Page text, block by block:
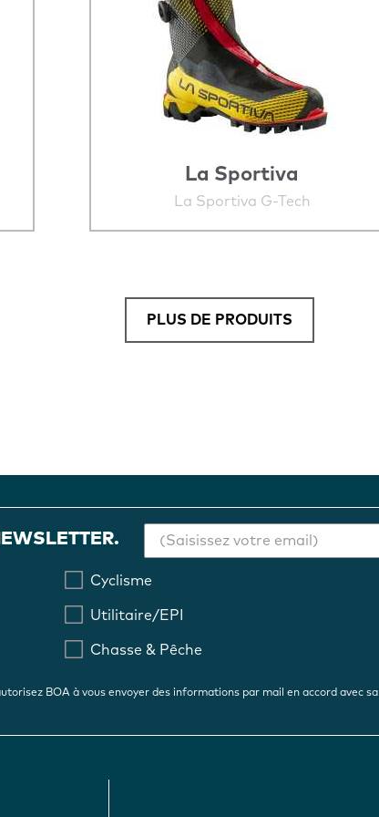
La Sportiva
La Sportiva G-Tech
PLUS DE PRODUITS
Cyclisme
Utilitaire/EPI
Chasse & Pêche
BOA à vous envoyer des informations par mail en accord avec sa